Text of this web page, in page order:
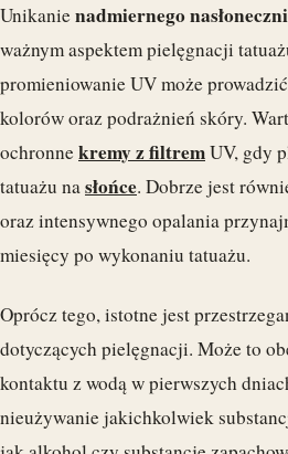
Unikanienadmiernego
ważnym aspektem pielęgnacji
promieniowanie UV może
kolorów oraz podrażnień skóry.
ochronnekremy z filtremUV, gdy
tatuażu nasłońce. Dobrze jest
oraz intensywnego opalania
miesięcy po wykonaniu tatuażu.
Oprócz tego, istotne jest
dotyczących pielęgnacji. Może to
kontaktu z wodą w pierwszych
nieużywanie jakichkolwiek